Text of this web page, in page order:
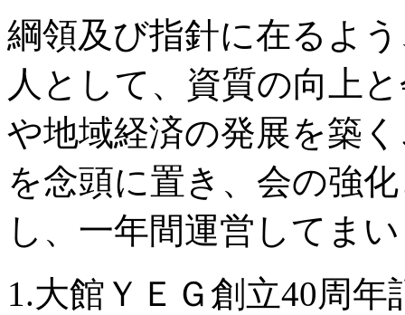
綱領及び指針に在るよ
人として、資質の向上
や地域経済の発展を築
を念頭に置き、会の強
し、一年間運営してま
1.大館ＹＥＧ創立40周年